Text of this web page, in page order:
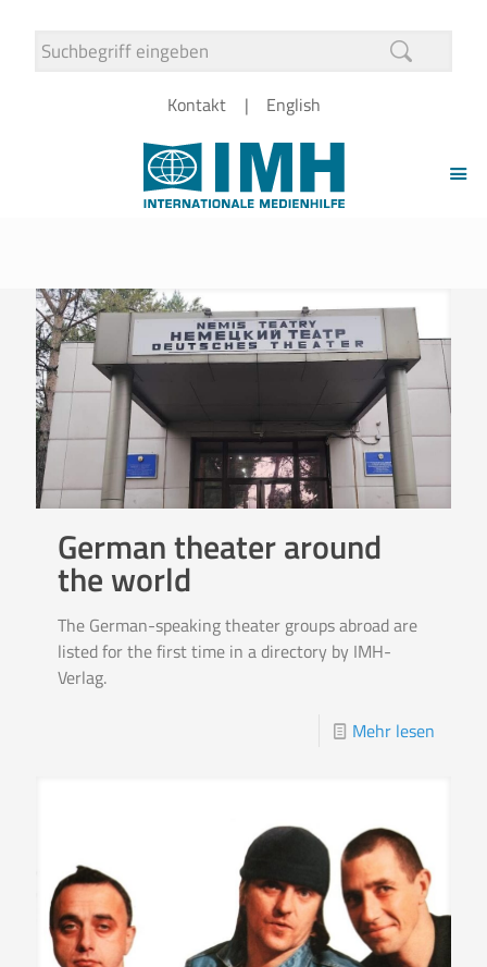
Kontakt English
German theater around
the world
The German-speaking theater groups abroad are
listed for the first time in a directory by IMH-
Verlag.
Mehr lesen